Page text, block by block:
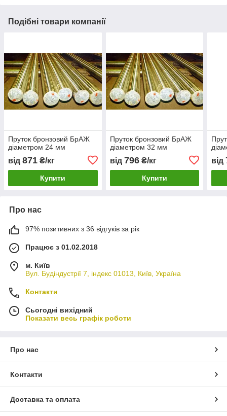
Подібні товари компанії
Пруток бронзовий БрАЖ
діаметром 24 мм
від 871 ₴/кг
Купити
Пруток бронзовий БрАЖ
діаметром 32 мм
від 796₴/кг
Купити
від
Про нас
97% позитивних з 36 відгуків за рік
Працює з 01.02.2018
м. Київ
Вул. Будіндустрії 7, індекс 01013, Київ, Україна
Контакти
Сьогодні вихідний
Показати весь графік роботи
Про нас
Контакти
Доставка та оплата